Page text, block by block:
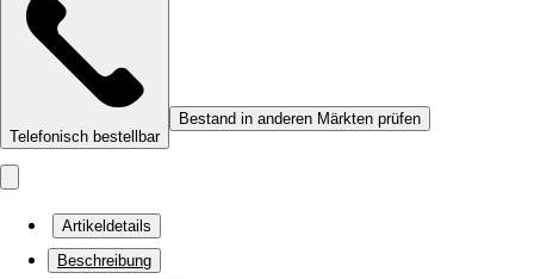
Telefonisch bestellbar
Bestand in anderen Märkten prüfen
Artikeldetails
Beschreibung